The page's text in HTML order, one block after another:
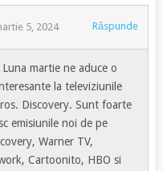
5, 2024 Răspunde
martie ne aduce o
la televiziunile
Discovery. Sunt foarte
emisiunile noi de pe
Warner TV,
Cartoonito, HBO si